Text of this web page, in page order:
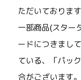
ただいております
一部商品(スター
ードにつきまし
ている、「パッ
合がございます